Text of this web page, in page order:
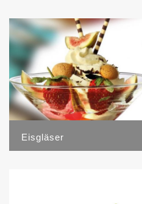
Eisgläser